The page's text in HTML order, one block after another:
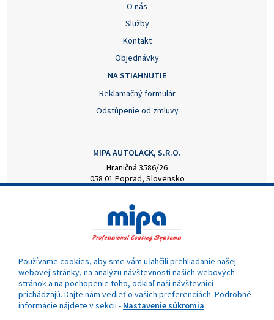
O nás
Služby
Kontakt
Objednávky
NA STIAHNUTIE
Reklamačný formulár
Odstúpenie od zmluvy
MIPA AUTOLACK, S.R.O.
Hraničná 3586/26
058 01 Poprad, Slovensko
mipa@autolack.sk
OTVÁRACIE HODINY
Pondelok - Piatok: 8:00 - 16:00 hod.
Používame cookies, aby sme vám uľahčili prehliadanie našej
webovej stránky, na analýzu návštevnosti našich webových
stránok a na pochopenie toho, odkiaľ naši návštevníci
prichádzajú. Dajte nám vedieť o vašich preferenciách. Podrobné
informácie nájdete v sekcii - Nastavenie súkromia